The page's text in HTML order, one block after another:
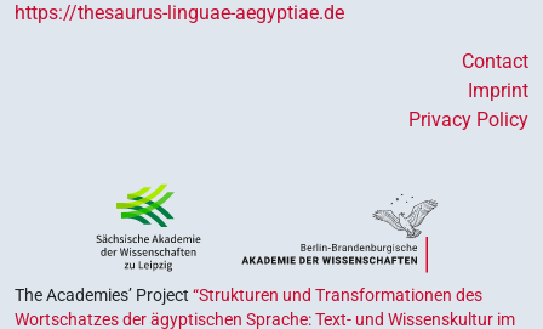
https://thesaurus-linguae-aegyptiae.de
Contact
Imprint
Privacy Policy
The Academies’ Project “Strukturen und Transformationen des
Wortschatzes der ägyptischen Sprache: Text- und Wissenskultur im